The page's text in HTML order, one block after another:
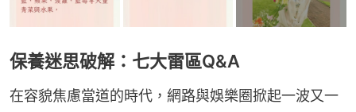
保養迷思破解：七大雷區Q&A
在容貌焦慮當道的時代，網路與娛樂圈掀起一波又一